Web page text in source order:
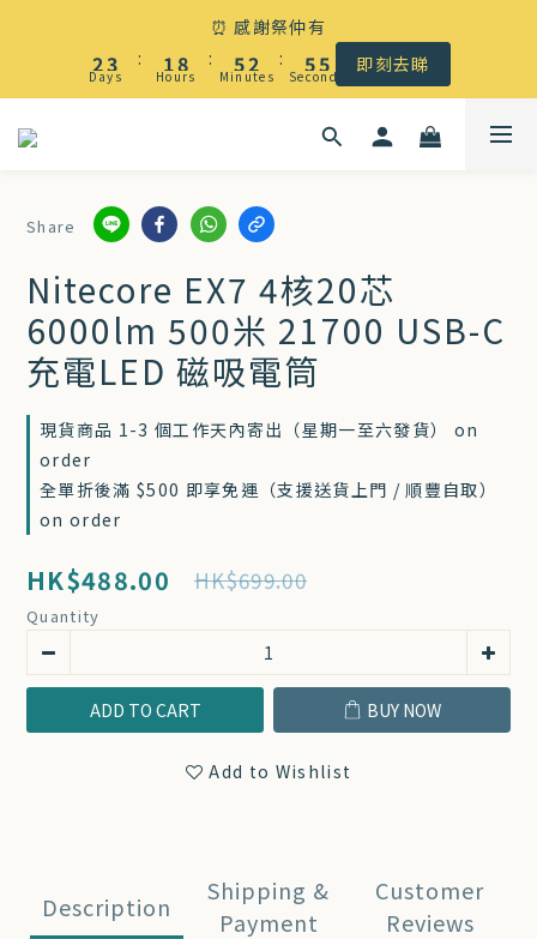
☀️ 盛夏感謝祭低至5折｜滿$500 全港免運
⏰ 感謝祭仲有
2
1
3
2
Days
:
1
0
8
7
3
1
0
Hours
:
6
5
4
0
3
2
1
Minutes
:
6
5
4
6
5
4
3
Seconds 即刻去睇
☀️ 盛夏感謝祭低至5折｜滿$500 全港免運
Share
Nitecore EX7 4核20芯
6000lm 500米 21700 USB-C
充電LED 磁吸電筒
現貨商品 1-3 個工作天內寄出（星期一至六發貨） on
order
全單折後滿 $500 即享免運（支援送貨上門 / 順豐自取）
on order
HK$488.00 HK$699.00
Quantity
ADD TO CART BUY NOW
Add to Wishlist
Description
Shipping &
Payment
Customer
Reviews